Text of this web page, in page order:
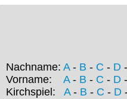
Nachname: A- B - C - D -
Vorname: A- B - C - D -
Kirchspiel: A- B - C - D